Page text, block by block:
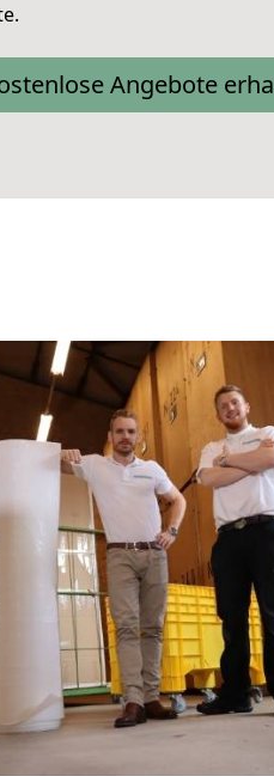
Angebote